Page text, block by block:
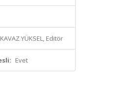
YÜKSEL, Editör
Evet